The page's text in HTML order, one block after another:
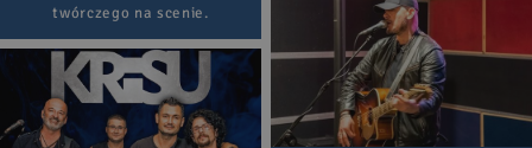
twórczego na scenie.